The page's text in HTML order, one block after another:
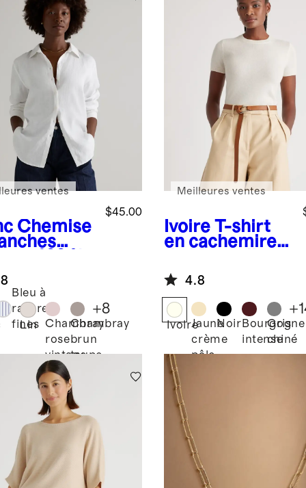
Chemise
$45.00
ventes
Bleu à
rayures
fines
Lin
Chambray
rose
vintage
Chambray
brun
taupe
+8
Ivoire T-shirt
en cachemire
Meilleures ventes
4.8
IvoireJaune
crème
pâle
Noir Bourgogne
intense
Gris
chiné
+